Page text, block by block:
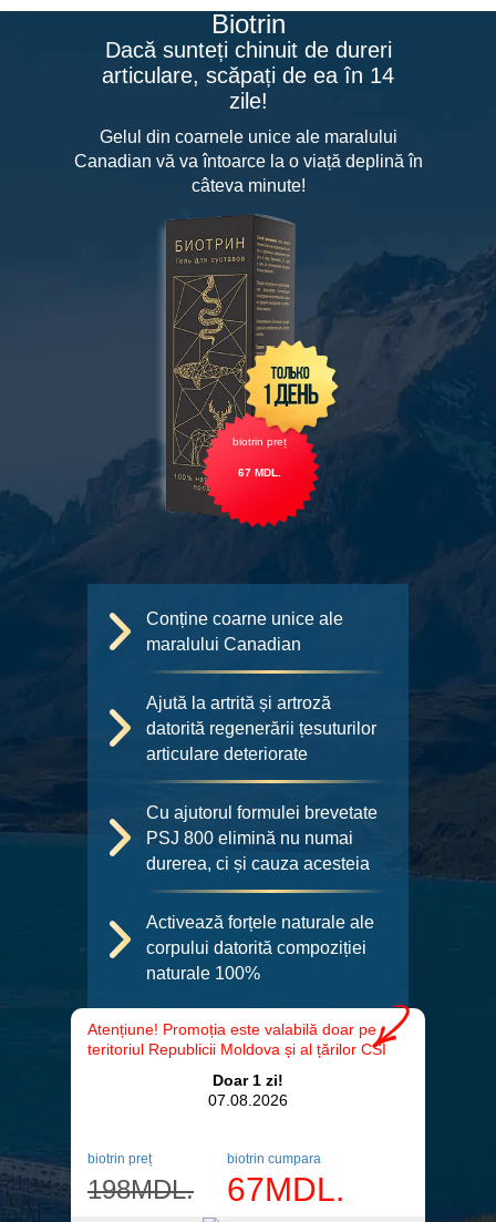
Biotrin
Dacă sunteți chinuit de dureri
articulare, scăpați de ea în 14
zile!
Gelul din coarnele unice ale maralului
Canadian vă va întoarce la o viață deplină în
câteva minute!
biotrin preț
67 MDL.
Conține coarne unice ale
maralului Canadian
Ajută la artrită și artroză
datorită regenerării țesuturilor
articulare deteriorate
Cu ajutorul formulei brevetate
PSJ 800 elimină nu numai
durerea, ci și cauza acesteia
Activează forțele naturale ale
corpului datorită compoziției
naturale 100%
Atențiune! Promoția este valabilă doar pe
teritoriul Republicii Moldova și al țărilor CSI
Doar 1 zi!
07.08.2026
biotrin preț
198MDL.
biotrin cumpara
67MDL.